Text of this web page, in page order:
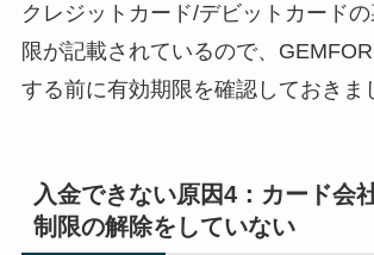
クレジットカード/デビットカード
限が記載されているので、
する前に有効期限を確認しておきま
入金できない原因4：カード会
制限の解除をしていない